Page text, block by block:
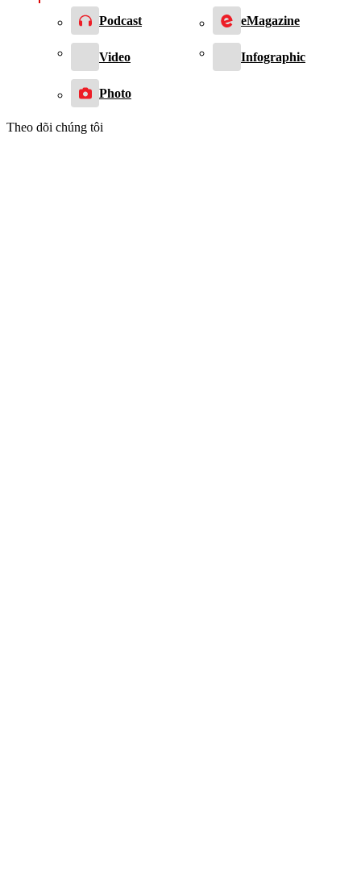
Podcast eMagazine
Video Infographic
Photo
Theo dõi chúng tôi